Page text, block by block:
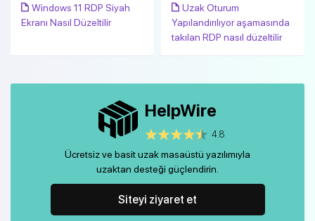
Windows 11 RDP Siyah
Ekranı Nasıl Düzeltilir
Uzak Oturum
Yapılandırılıyor aşamasında
takılan RDP nasıl düzeltilir
HelpWire
4.8
Ücretsiz ve basit uzak masaüstü yazılımıyla
uzaktan desteği güçlendirin.
Siteyi ziyaret et